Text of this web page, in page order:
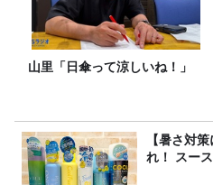
山里「日傘って涼しいね！」
【暑さ対
れ！ スー